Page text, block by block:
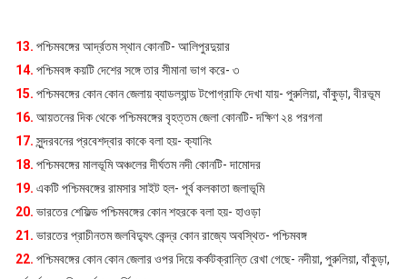
13. পশ্চিমবঙ্গের আর্দ্রতম স্থান কোনটি- আলিপুরদুয়ার
14. পশ্চিমবঙ্গ কয়টি দেশের সঙ্গে তার সীমানা ভাগ করে- ৩
15. পশ্চিমবঙ্গের কোন কোন জেলায় ব্যাডল্যান্ড টপোগ্রাফি দেখা যায়- পুরুলিয়া, বাঁকুড়া, বীরভূম
16. আয়তনের দিক থেকে পশ্চিমবঙ্গের বৃহত্তম জেলা কোনটি- দক্ষিণ ২৪ পরগনা
17. সুন্দরবনের প্রবেশদ্বার কাকে বলা হয়- ক্যানিং
18. পশ্চিমবঙ্গের মালভূমি অঞ্চলের দীর্ঘতম নদী কোনটি- দামোদর
19. একটি পশ্চিমবঙ্গের রামসার সাইট হল- পূর্ব কলকাতা জলাভূমি
20. ভারতের শেফিল্ড পশ্চিমবঙ্গের কোন শহরকে বলা হয়- হাওড়া
21. ভারতের প্রাচীনতম জলবিদ্যুৎ কেন্দ্র কোন রাজ্যে অবস্থিত- পশ্চিমবঙ্গ
22. পশ্চিমবঙ্গের কোন কোন জেলার ওপর দিয়ে কর্কটক্রান্তি রেখা গেছে- নদীয়া, পুরুলিয়া, বাঁকুড়া,